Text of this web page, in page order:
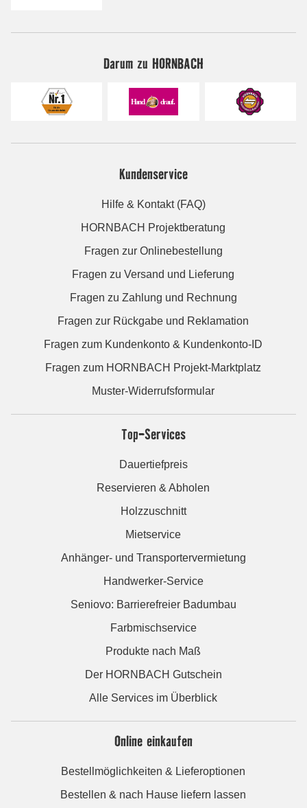
Darum zu HORNBACH
Kundenservice
Hilfe & Kontakt (FAQ)
HORNBACH Projektberatung
Fragen zur Onlinebestellung
Fragen zu Versand und Lieferung
Fragen zu Zahlung und Rechnung
Fragen zur Rückgabe und Reklamation
Fragen zum Kundenkonto & Kundenkonto-ID
Fragen zum HORNBACH Projekt-Marktplatz
Muster-Widerrufsformular
Top-Services
Dauertiefpreis
Reservieren & Abholen
Holzzuschnitt
Mietservice
Anhänger- und Transportervermietung
Handwerker-Service
Seniovo: Barrierefreier Badumbau
Farbmischservice
Produkte nach Maß
Der HORNBACH Gutschein
Alle Services im Überblick
Online einkaufen
Bestellmöglichkeiten & Lieferoptionen
Bestellen & nach Hause liefern lassen